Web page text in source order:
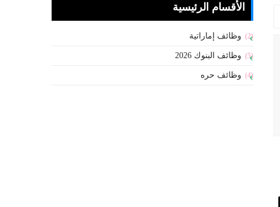
الأقسام الرئيسية
وظائف إماراتية (2)
وظائف البنوك 2026 (5)
وظائف حره (4)